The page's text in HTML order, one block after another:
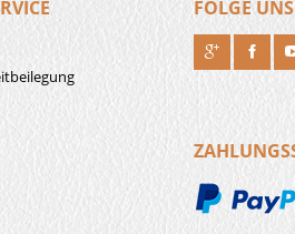
FOLGE UNS
R H